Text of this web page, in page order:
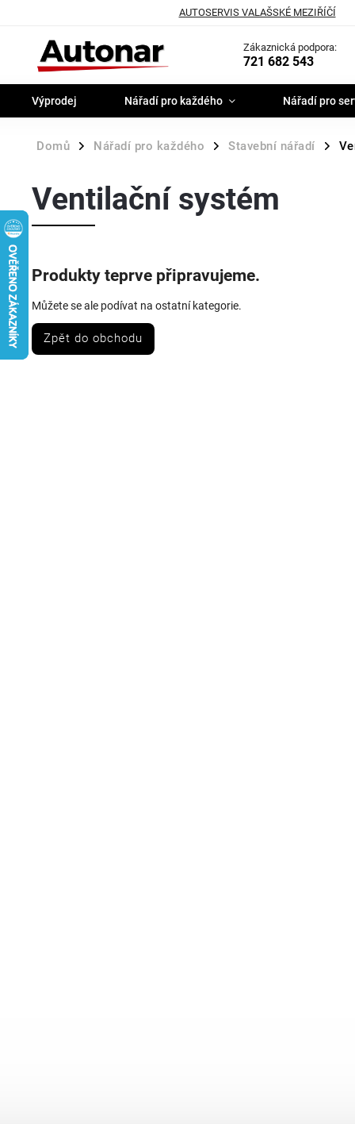
AUTOSERVIS VALAŠSKÉ MEZIŘÍČÍ
Zákaznická podpora:
721 682 543
Výprodej Nářadí pro každého Nářadí pro
Domů / Nářadí pro každého / Stavební nářadí /
Ventilační systém
Produkty teprve připravujeme.
Můžete se ale podívat na ostatní kategorie.
Zpět do obchodu